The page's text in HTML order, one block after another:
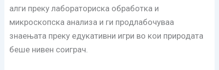
алги преку лабораториска обработка и
микроскопска анализа и ги продлабочуваа
знаењата преку едукативни игри во кои природата
беше нивен соиграч.